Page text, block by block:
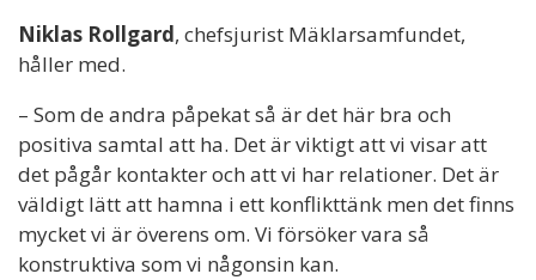
Niklas Rollgard, chefsjurist Mäklarsamfundet,
håller med.
– Som de andra påpekat så är det här bra och
positiva samtal att ha. Det är viktigt att vi visar att
det pågår kontakter och att vi har relationer. Det är
väldigt lätt att hamna i ett konflikttänk men det finns
mycket vi är överens om. Vi försöker vara så
konstruktiva som vi någonsin kan.